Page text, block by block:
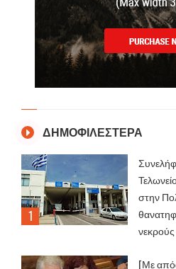
ΔΗΜΟΦΙΛΕΣΤΕΡΑ
στην
νεκρούς
[Με